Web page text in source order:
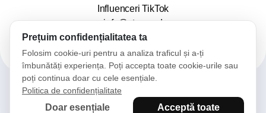
Influenceri TikTok
info@stars.md
2025© Stars. Toate drepturile rezervate.
Prețuim confidențialitatea ta
Folosim cookie-uri pentru a analiza traficul și a-ți
îmbunătăți experiența. Poți accepta toate cookie-urile sau
poți continua doar cu cele esențiale.
Politica de confidențialitate
Doar esențiale Acceptă toate